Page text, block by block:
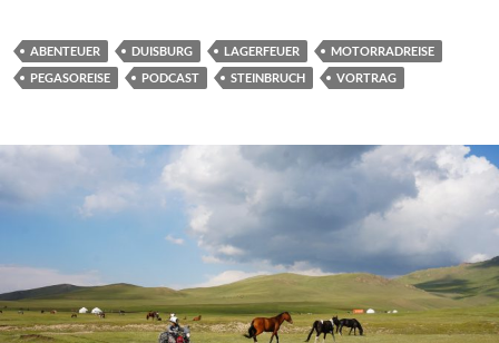
ABENTEUER DUISBURG LAGERFEUER
MOTORRADREISE
PEGASOREISE
PODCAST STEINBRUCH VORTRAG